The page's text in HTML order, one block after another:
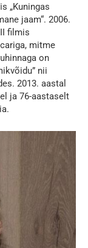
„Kuningas
jaam“. 2006.
filmis
mitme
on
nii
2013. aastal
ja 76-aastaselt